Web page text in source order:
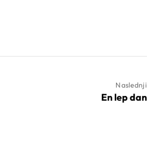
Naslednji
En lep dan